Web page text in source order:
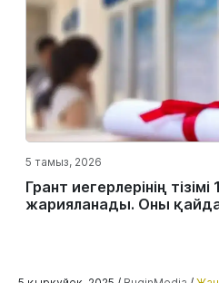
5 тамыз, 2026
Грант иегерлерінің
жарияланады. Оны